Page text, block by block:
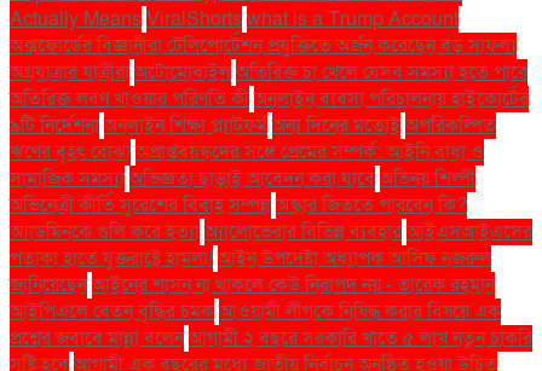
Actually MeansViralShortswhat is a Trump Account
অক্সফোর্ডের বিজ্ঞানীরা টেলিপোর্টেশন প্রযুক্তিতে অর্জন করেছেন বড় সাফল্য
অগ্রযাত্রার যাত্রীরাঅটোমোবাইলঅতিরিক্ত চা খেলে যেসব সমস্যা হতে পারে
অতিরিক্ত লবণ খাওয়ার পরিণতি কীঅনলাইন ব্যবসা পরিচালনায় হাইকোর্টের
৯টি নির্দেশনাঅনলাইন শিক্ষা প্ল্যাটফর্মঅন্য দিনের মতোইঅপরিকল্পিত
ঋণের বৃহৎ বোঝাঅপ্রাপ্তবয়স্কদের সঙ্গে প্রেমের সম্পর্ক: আইনি বাধা ও
সামাজিক সমস্যাঅভিজ্ঞতা ছাড়াই আবেদন করা যাবেঅভিনয় শিল্পী
অভিনেত্রী কীর্তি সুরেশের বিবাহ সম্পন্নঅস্কার জিততে পারবেন কি?
অ্যাডমিনকে গুলি করে হত্যাঅ্যালোভেরার বিভিন্ন ব্যবহারআইএসআইএসের
পতাকা হাতে যুক্তরাষ্ট্রে হামলা!আইন উপদেষ্টা অধ্যাপক আসিফ নজরুল
জানিয়েছেনআইনের শাসন না থাকলে কেউ নিরাপদ নয় - তারেক রহমান
আইপিএলে বেতন বৃদ্ধির চমকআওয়ামী লীগকে নিষিদ্ধ করার বিষয়ে এক
প্রশ্নের জবাবে মান্না বলেনআগামী ২ বছরে সরকারি খাতে ৫ লাখ নতুন চাকরি
সৃষ্টি হবেআগামী এক বছরের মধ্যে জাতীয় নির্বাচন অনুষ্ঠিত হওয়া উচিত